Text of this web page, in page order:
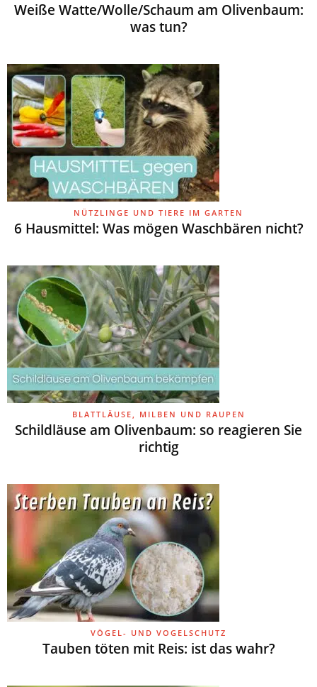
Weiße Watte/Wolle/Schaum am Olivenbaum:
was tun?
NÜTZLINGE UND TIERE IM GARTEN
6 Hausmittel: Was mögen Waschbären nicht?
BLATTLÄUSE, MILBEN UND RAUPEN
Schildläuse am Olivenbaum: so reagieren Sie
richtig
VÖGEL- UND VOGELSCHUTZ
Tauben töten mit Reis: ist das wahr?